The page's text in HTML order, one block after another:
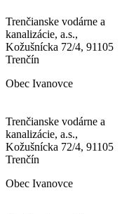
Trenčianske vodárne a
kanalizácie, a.s.,
Kožušnícka 72/4, 91105
Trenčín
Obec Ivanovce
Trenčianske vodárne a
kanalizácie, a.s.,
Kožušnícka 72/4, 91105
Trenčín
Obec Ivanovce